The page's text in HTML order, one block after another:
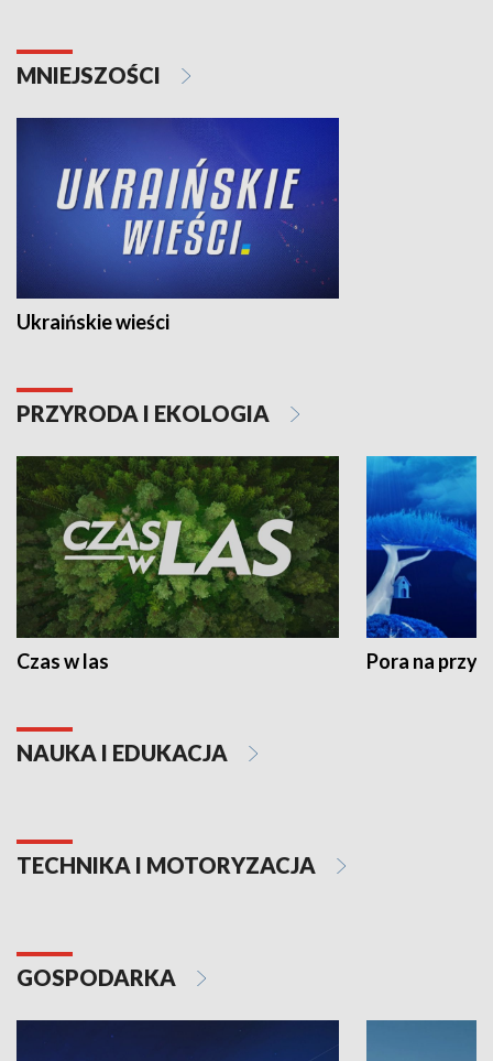
MNIEJSZOŚCI
Ukraińskie wieści
PRZYRODA I EKOLOGIA
Czas w las Pora na
NAUKA I EDUKACJA
TECHNIKA I MOTORYZACJA
GOSPODARKA